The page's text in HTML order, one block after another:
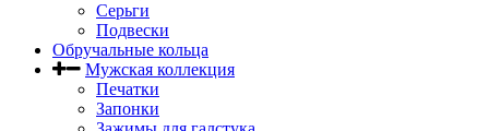
Серьги
Подвески
Обручальные кольца
Мужская коллекция
Печатки
Запонки